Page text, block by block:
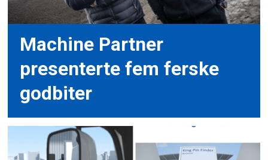
Machine Partner
presenterte fem ferske
godbiter